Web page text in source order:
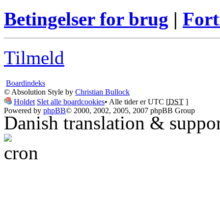
Betingelser for brug |
Tilmeld
Boardindeks
© Absolution Style by Christian Bullock
Holdet Slet alle boardcookies• Alle tider er UTC [DST ]
Powered by phpBB© 2000, 2002, 2005, 2007 phpBB Group
Danish translation &